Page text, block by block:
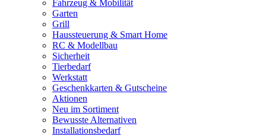
Fahrzeug & Mobilität
Garten
Grill
Haussteuerung & Smart Home
RC & Modellbau
Sicherheit
Tierbedarf
Werkstatt
Geschenkkarten & Gutscheine
Aktionen
Neu im Sortiment
Bewusste Alternativen
Installationsbedarf